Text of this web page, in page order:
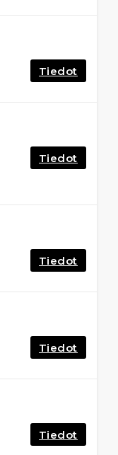
Tiedot
Tiedot
Tiedot
Tiedot
Tiedot